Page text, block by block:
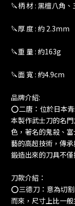
🔪柄 材 : 黑檀八角
🔪厚 度 : 約 2.3mm
🔪重 量 : 約163g
🔪面 寬 : 約4.9cm
品牌介紹:
⭕️二唐：位於日本
本製作武士刀的名
色，著名的鬼殺、
藝的高超技術，傳
鍛造出來的刀具不
刀款介紹：
⭕️三德刀：意為切
而來，尺寸上比一